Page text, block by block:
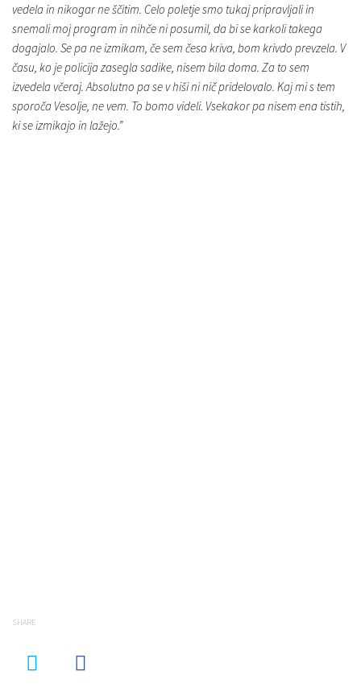
vedela in nikogar ne ščitim. Celo poletje smo tukaj pripravljali in
snemali moj program in nihče ni posumil, da bi se karkoli takega
dogajalo. Se pa ne izmikam, če sem česa kriva, bom krivdo prevzela. V
času, ko je policija zasegla sadike, nisem bila doma. Za to sem
izvedela včeraj. Absolutno pa se v hiši ni nič pridelovalo. Kaj mi s tem
sporoča Vesolje, ne vem. To bomo videli. Vsekakor pa nisem ena tistih,
ki se izmikajo in lažejo.”
SHARE